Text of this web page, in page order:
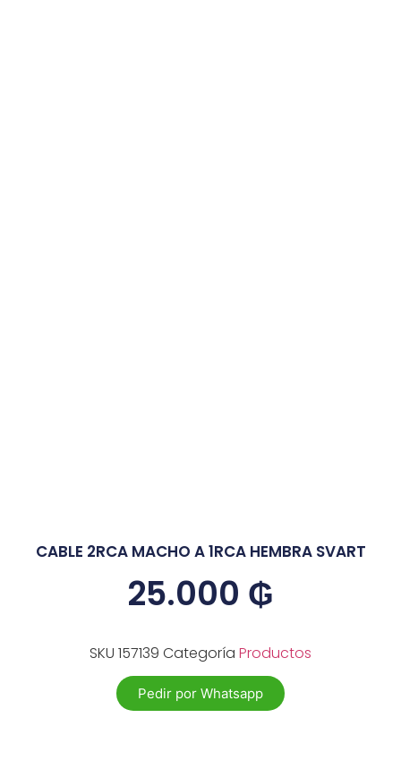
CABLE 2RCA MACHO A 1RCA HEMBRA SVART
25.000 ₲
SKU 157139 Categoría Productos
Pedir por Whatsapp